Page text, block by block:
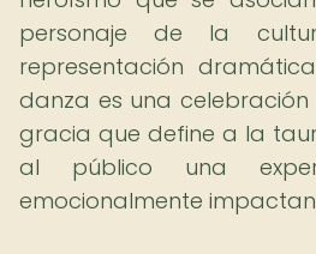
personaje de la
representación
danza es una
gracia que define a la
al público una
emocionalmente